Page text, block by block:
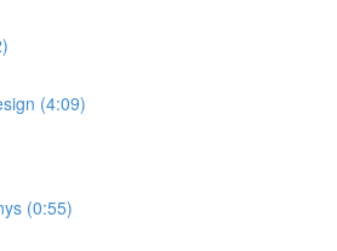
(4:09)
(0:55)